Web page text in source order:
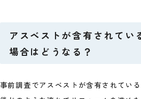
アスベストが含有されてい
場合はどうなる？
事前調査でアスベストが含有されてい